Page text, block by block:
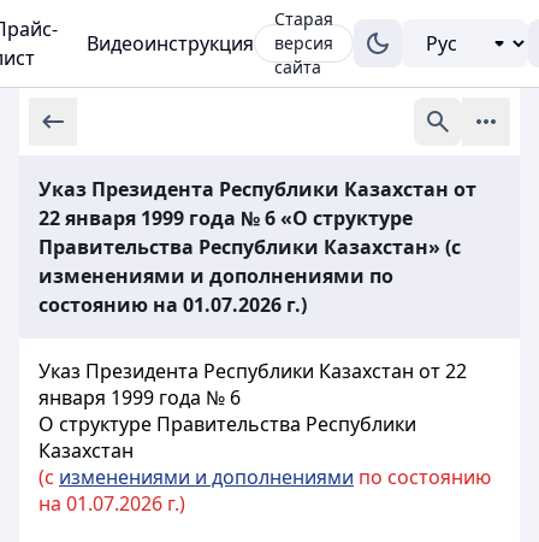
Видеоинструкция
Старая
версия
сайта
Указ Президента Республики Казахстан от
22 января 1999 года № 6 «О структуре
Правительства Республики Казахстан» (с
изменениями и дополнениями по
состоянию на 01.07.2026 г.)
Указ Президента Республики Казахстан от 22
января 1999 года № 6
О структуре Правительства Республики
Казахстан
(с изменениями и дополнениями по состоянию
на 01.07.2026 г.)